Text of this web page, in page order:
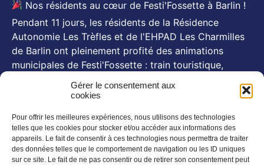
Gérer le consentement aux
cookies
Pour offrir les meilleures expériences, nous utilisons des technologies
telles que les cookies pour stocker et/ou accéder aux informations des
appareils. Le fait de consentir à ces technologies nous permettra de traiter
des données telles que le comportement de navigation ou les ID uniques
sur ce site. Le fait de ne pas consentir ou de retirer son consentement peut
Nos résidents au cœur de Festi'Fossette à Barlin !
Pendant 11 jours, les résidents de la Résidence
Autonomie Les Trèfles et de l'EHPAD Les Charmilles
de Barlin ont pleinement profité des animations
municipales de Festi'Fossette : train touristique,
festif du 26 juillet animé par Michel Pruvot, aux côtés
Photo
NOS NEWSLETTERS